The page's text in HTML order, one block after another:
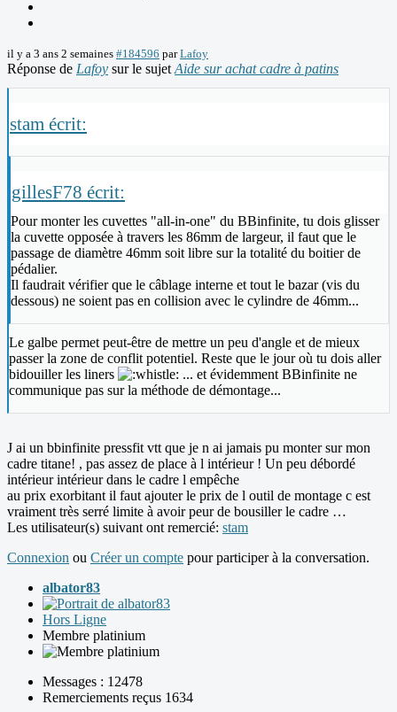
il y a 3 ans 2 semaines #184596 parLafoy
Réponse de Lafoy sur le sujet Aide sur achat cadre à patins
stam écrit:
gillesF78 écrit:
Pour monter les cuvettes "all-in-one" du BBinfinite, tu dois glisser
la cuvette opposée à travers les 86mm de largeur, il faut que le
passage de diamètre 46mm soit libre sur la totalité du boitier de
pédalier.
Il faudrait vérifier que le câblage interne et tout le bazar (vis du
dessous) ne soient pas en collision avec le cylindre de 46mm...
Le galbe permet peut-être de mettre un peu d'angle et de mieux
passer la zone de conflit potentiel. Reste que le jour où tu dois aller
bidouiller les liners
... et évidemment BBinfinite ne
communique pas sur la méthode de démontage...
J ai un bbinfinite pressfit vtt que je n ai jamais pu monter sur mon
cadre titane! , pas assez de place à l intérieur ! Un peu débordé
intérieur intérieur dans le cadre l empêche
au prix exorbitant il faut ajouter le prix de l outil de montage c est
vraiment très serré limite à avoir peur de bousiller le cadre …
Les utilisateur(s) suivant ont remercié: stam
Connexion ou Créer un compte pour participer à la conversation.
albator83
Hors Ligne
Membre platinium
Messages : 12478
Remerciements reçus 1634